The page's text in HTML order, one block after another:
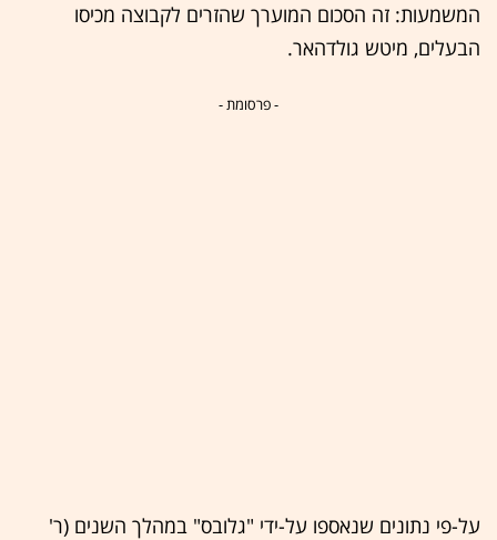
המשמעות: זה הסכום המוערך שהזרים לקבוצה מכיסו
הבעלים, מיטש גולדהאר.
- פרסומת -
על-פי נתונים שנאספו על-ידי "גלובס" במהלך השנים (ר'